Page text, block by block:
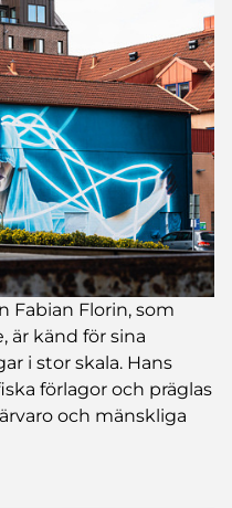
Fabian Florin, som
är känd för sina
i stor skala. Hans
förlagor och präglas
och mänskliga